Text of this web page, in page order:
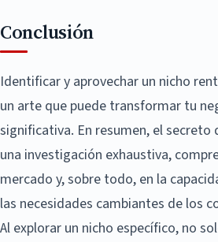
Conclusión
Identificar y aprovechar un nicho
un arte que puede transformar tu
significativa. En resumen, el secreto
una investigación exhaustiva,
mercado y, sobre todo, en la
las necesidades cambiantes de los
Al explorar un nicho específico, no